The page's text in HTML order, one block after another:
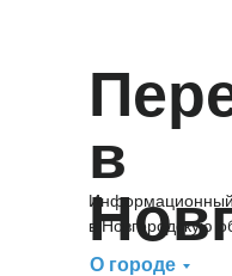
в
в Новгородскую
О городе